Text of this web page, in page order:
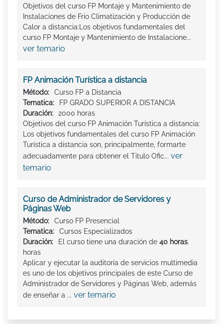
Objetivos del curso FP Montaje y Mantenimiento de
Instalaciones de Frio Climatización y Producción de
Calor a distancia:Los objetivos fundamentales del
curso FP Montaje y Mantenimiento de Instalacione...
ver temario
FP Animación Turística a distancia
Método:
Curso FP a Distancia
Tematica:
FP GRADO SUPERIOR A DISTANCIA
Duración:
2000 horas
Objetivos del curso FP Animación Turística a distancia:
Los objetivos fundamentales del curso FP Animación
Turística a distancia son, principalmente, formarte
adecuadamente para obtener el Titulo Ofic... ver
temario
Curso de Administrador de Servidores y
Páginas Web
Método:
Curso FP Presencial
Tematica:
Cursos Especializados
Duración:
El curso tiene una duración de 40 horas.
horas
Aplicar y ejecutar la auditoría de servicios multimedia
es uno de los objetivos principales de este Curso de
Administrador de Servidores y Páginas Web, además
de enseñar a ... ver temario